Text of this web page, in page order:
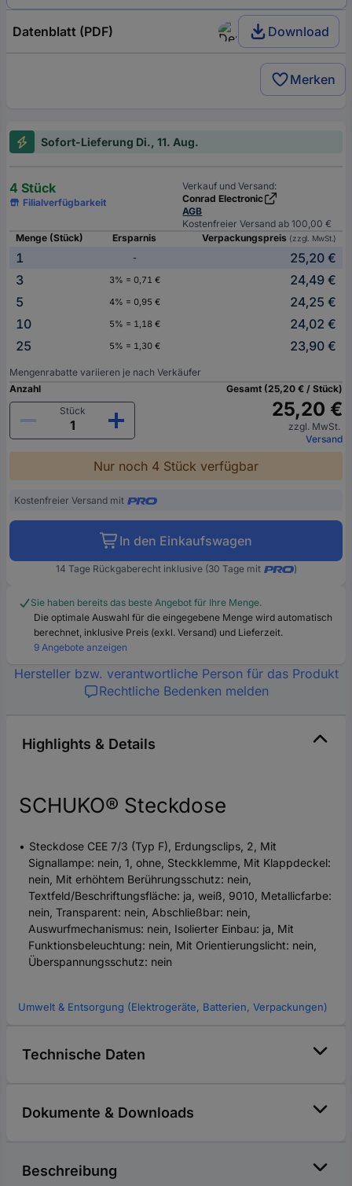
Datenblatt (PDF) Download
Merken
Sofort-Lieferung Di., 11. Aug.
4 Stück
Filialverfügbarkeit
Verkauf und Versand:
Conrad Electronic
AGB
Kostenfreier Versand ab 100,00 €
Menge (Stück)
Ersparnis Verpackungspreis (zzgl. MwSt.)
1 -
25,20 €
3
3% = 0,71 €
24,49 €
5
4% = 0,95 €
24,25 €
10
5% = 1,18 €
24,02 €
25
5% = 1,30 € 23,90 €
Mengenrabatte variieren je nach Verkäufer
Anzahl
Stück
Gesamt (25,20 € / Stück)
25,20 €
zzgl. MwSt.
Versand
Nur noch 4 Stück verfügbar
Kostenfreier Versand mit
In den Einkaufswagen
14 Tage Rückgaberecht inklusive (30 Tage mit )
Sie haben bereits das beste Angebot für Ihre Menge.
Die optimale Auswahl für die eingegebene Menge wird automatisch
berechnet, inklusive Preis (exkl. Versand) und Lieferzeit.
9 Angebote anzeigen
Hersteller bzw. verantwortliche Person für das Produkt
Rechtliche Bedenken melden
Highlights & Details
SCHUKO® Steckdose
Steckdose CEE 7/3 (Typ F), Erdungsclips, 2, Mit
Signallampe: nein, 1, ohne, Steckklemme, Mit Klappdeckel:
nein, Mit erhöhtem Berührungsschutz: nein,
Textfeld/Beschriftungsfläche: ja, weiß, 9010, Metallicfarbe:
nein, Transparent: nein, Abschließbar: nein,
Auswurfmechanismus: nein, Isolierter Einbau: ja, Mit
Funktionsbeleuchtung: nein, Mit Orientierungslicht: nein,
Überspannungsschutz: nein
Umwelt & Entsorgung (Elektrogeräte, Batterien, Verpackungen)
Technische Daten
Dokumente & Downloads
Beschreibung